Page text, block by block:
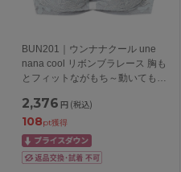
BUN201｜ウンナナクール une
nana cool リボンブラレース 胸も
とフィットながもち～動いても、
品 ABCDEFFカップ アンダー
65/70/75cm
2,376 円 (税込)
108pt獲得